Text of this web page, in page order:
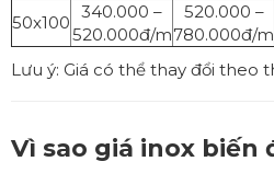
50x100
340.000 –
520.000đ/m
520.000 –
780.000đ/m
Lưu ý: Giá có thể thay đổi theo
Vì sao giá inox biến